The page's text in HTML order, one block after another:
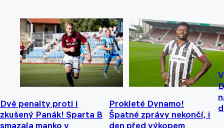
Dvě penalty proti i
zkušený Panák! Sparta B
smazala manko v
Prokleté Dynamo!
Špatné zprávy nekončí, i
den před výkopem